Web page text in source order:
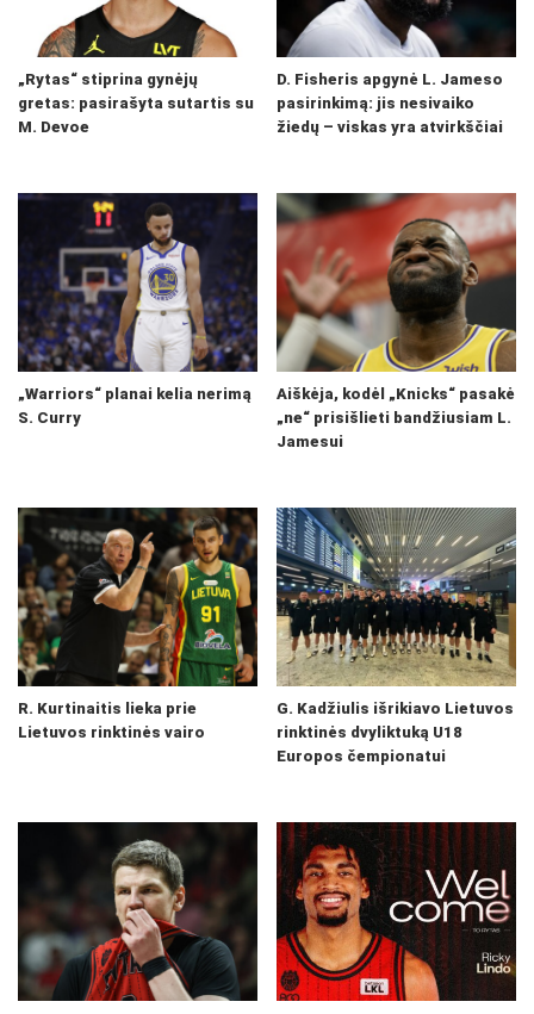
„Rytas“ stiprina gynėjų
gretas: pasirašyta sutartis su
M. Devoe
D. Fisheris apgynė L. Jameso
pasirinkimą: jis nesivaiko
žiedų – viskas yra atvirkščiai
„Warriors“ planai kelia nerimą
S. Curry
Aiškėja, kodėl „Knicks“ pasakė
„ne“ prisišlieti bandžiusiam L.
Jamesui
R. Kurtinaitis lieka prie
Lietuvos rinktinės vairo
G. Kadžiulis išrikiavo Lietuvos
rinktinės dvyliktuką U18
Europos čempionatui